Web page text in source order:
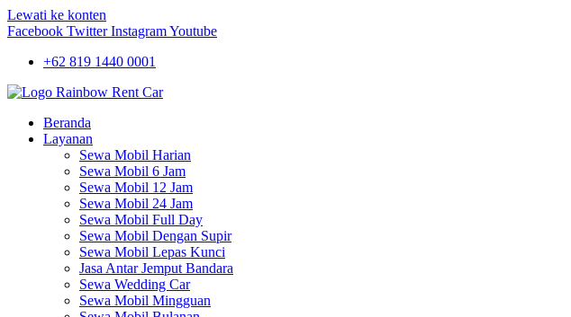
Lewati ke konten
Facebook Twitter InstagramYoutube
+62 819 1440 0001
Beranda
Layanan
Sewa Mobil Harian
Sewa Mobil 6 Jam
Sewa Mobil 12 Jam
Sewa Mobil 24 Jam
Sewa Mobil Full Day
Sewa Mobil Dengan Supir
Sewa Mobil Lepas Kunci
Jasa Antar Jemput Bandara
Sewa Wedding Car
Sewa Mobil Mingguan